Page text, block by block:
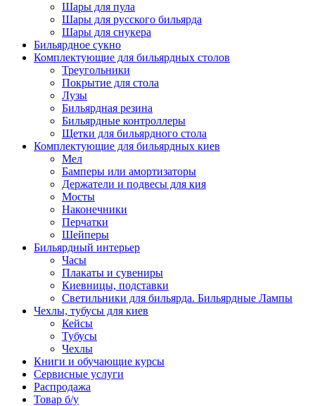
Шары для пула
Шары для русского бильярда
Шары для снукера
Бильярдное сукно
Комплектующие для бильярдных столов
Треугольники
Покрытие для стола
Лузы
Бильярдная резина
Бильярдные контроллеры
Щетки для бильярдного стола
Комплектующие для бильярдных киев
Мел
Бамперы или амортизаторы
Держатели и подвесы для кия
Мосты
Наконечники
Перчатки
Шейперы
Бильярдный интерьер
Часы
Плакаты и сувениры
Киевницы, подставки
Светильники для бильярда. Бильярдные Лампы
Чехлы, тубусы для киев
Кейсы
Тубусы
Чехлы
Книги и обучающие курсы
Сервисные услуги
Распродажа
Товар б/у